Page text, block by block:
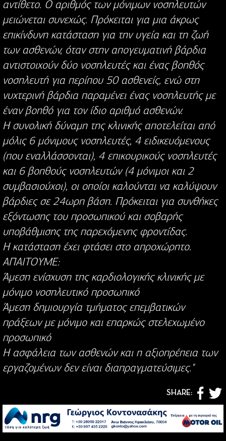
αντίθετο. Ο αριθμός των μόνιμων νοσηλευτών
μειώνεται συνεχώς. Πρόκειται για μια άκρως
επικίνδυνη κατάσταση για την υγεία και τη ζωή
των ασθενών, όταν στην απογευματινή βάρδια
αντιστοιχούν δύο νοσηλευτές και ένας βοηθός
νοσηλευτή για περίπου 50 ασθενείς, ενώ στη
νυχτερινή βάρδια παραμένει ένας νοσηλευτής με
έναν βοηθό για τον ίδιο αριθμό ασθενών.
Η συνολική δύναμη της κλινικής αποτελείται από
μόλις 6 μόνιμους νοσηλευτές, 4 ειδικευόμενους
(που εναλλάσσονται), 4 επικουρικούς νοσηλευτές
και 6 βοηθούς νοσηλευτών (4 μόνιμοι και 2
συμβασιούχοι), οι οποίοι καλούνται να καλύψουν
βάρδιες σε 24ωρη βάση. Πρόκειται για συνθήκες
εξόντωσης του προσωπικού και σοβαρής
υποβάθμισης της παρεχόμενης φροντίδας.
Η κατάσταση έχει φτάσει στο απροχώρητο.
ΑΠΑΙΤΟΥΜΕ:
Άμεση ενίσχυση της καρδιολογικής κλινικής με
μόνιμο νοσηλευτικό προσωπικό
Άμεση δημιουργία τμήματος επεμβατικών
πράξεων με μόνιμο και επαρκώς στελεχωμένο
προσωπικό
Η ασφάλεια των ασθενών και η αξιοπρέπεια των
εργαζομένων δεν είναι διαπραγματεύσιμες."
SHARE: